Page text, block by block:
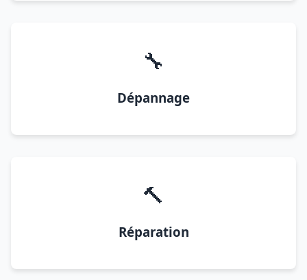
🔧
Dépannage
🔨
Réparation